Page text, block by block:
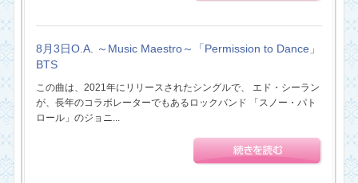
8月3日O.A. ～Music Maestro～「Permission to Dance」
BTS
この曲は、2021年にリリースされたシングルで、 エド・シーラン
が、長年のコラボレーターでもあるロックバンド 「スノー・パト
ロール」のジョニ...